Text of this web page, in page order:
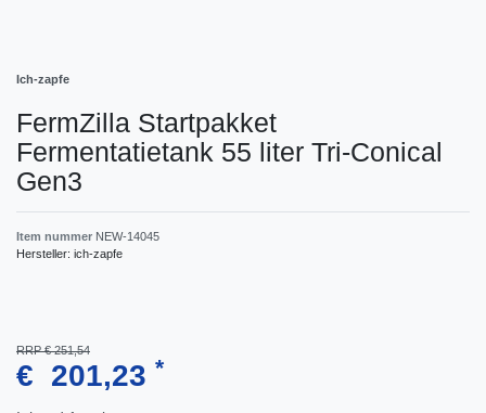
Ich-zapfe
FermZilla Startpakket
Fermentatietank 55 liter Tri-Conical
Gen3
Item nummer NEW-14045
Hersteller: ich-zapfe
RRP € 251,54
€ 201,23 *